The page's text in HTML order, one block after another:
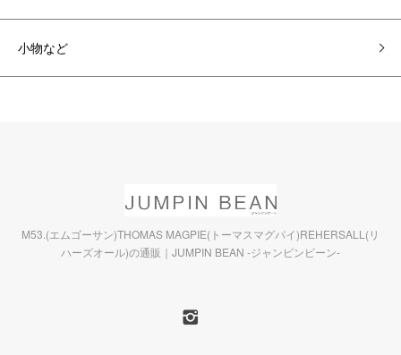
小物など
M53.(エムゴーサン)THOMAS MAGPIE(トーマスマグパイ)REHERSALL(リ
ハーズオール)の通販｜JUMPIN BEAN -ジャンピンビーン-